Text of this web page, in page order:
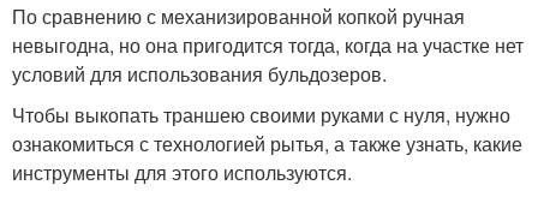
По сравнению с механизированной копкой ручная
невыгодна, но она пригодится тогда, когда на участке нет
условий для использования бульдозеров.
Чтобы выкопать траншею своими руками с нуля, нужно
ознакомиться с технологией рытья, а также узнать, какие
инструменты для этого используются.